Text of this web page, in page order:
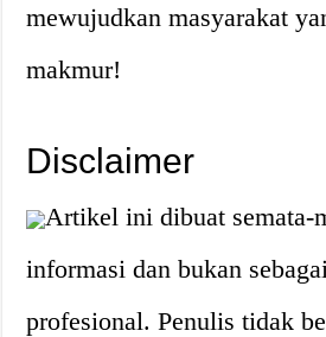
mewujudkan masyarakat
makmur!
Disclaimer
Artikel ini dibuat semata-
informasi dan bukan
profesional. Penulis tidak